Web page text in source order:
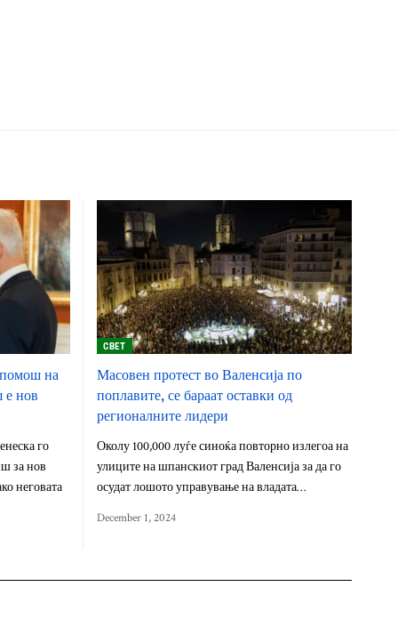
помош на
е нов
го
за нов
неговата
СВЕТ
Масовен протест во Валенсија по
поплавите, се бараат оставки од
регионалните лидери
Околу 100,000 луѓе синоќа повторно излегоа на
улиците на шпанскиот град Валенсија за да го
осудат лошото управување на владата…
December 1, 2024